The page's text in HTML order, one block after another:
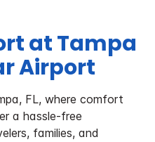
at Tampa
Airport
FL, where comfort
a hassle-free
families, and